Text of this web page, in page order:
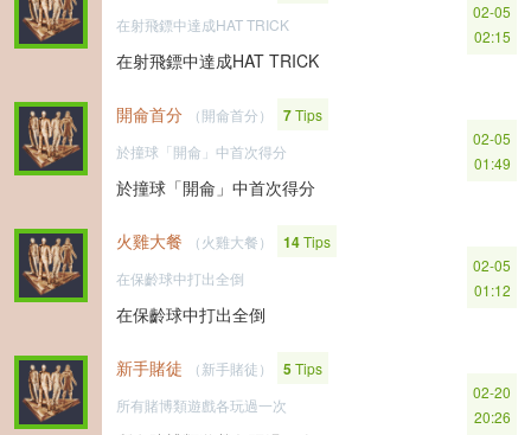
在射飛鏢中達成HAT TRICK
在射飛鏢中達成HAT TRICK
02-05
02:15
開侖首分 （開侖首分） 7Tips
於撞球「開侖」中首次得分
於撞球「開侖」中首次得分
02-05
01:49
火雞大餐 （火雞大餐） 14Tips
在保齡球中打出全倒
在保齡球中打出全倒
02-05
01:12
新手賭徒 （新手賭徒） 5Tips
所有賭博類遊戲各玩過一次
02-20
20:26